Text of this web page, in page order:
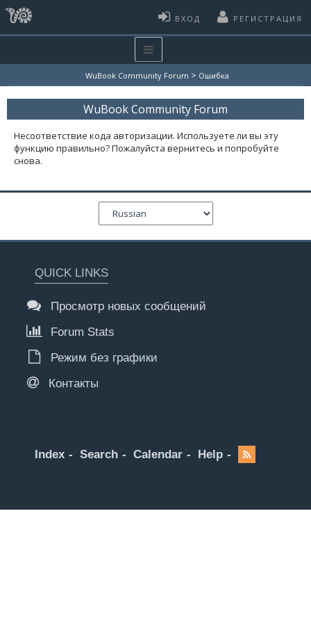
ВХОД РЕГИСТРАЦИЯ
WuBook Community Forum > Ошибка
WuBook Community Forum
Несоответствие кода авторизации. Используете ли вы эту
функцию правильно? Пожалуйста вернитесь и попробуйте
снова.
QUICK LINKS
Просмотр новых сообщений
Forum Stats
Режим без графики
Контакты
Index Search Calendar Help